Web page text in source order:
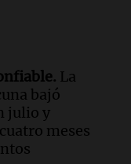
La
bajó
julio y
meses